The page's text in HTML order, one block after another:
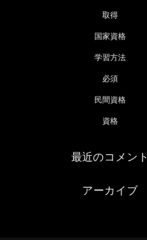
取得
国家資格
学習方法
必須
民間資格
資格
最近のコメント
アーカイブ